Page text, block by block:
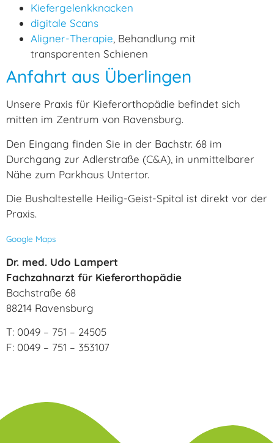
Kiefergelenkknacken
digitale Scans
Aligner-Therapie, Behandlung mit
transparenten Schienen
Anfahrt aus Überlingen
Unsere Praxis für Kieferorthopädie befindet sich
mitten im Zentrum von Ravensburg.
Den Eingang finden Sie in der Bachstr. 68 im
Durchgang zur Adlerstraße (C&A), in unmittelbarer
Nähe zum Parkhaus Untertor.
Die Bushaltestelle Heilig-Geist-Spital ist direkt vor der
Praxis.
Google Maps
Dr. med. Udo Lampert
Fachzahnarzt für Kieferorthopädie
Bachstraße 68
88214 Ravensburg
T: 0049 – 751 – 24505
F: 0049 – 751 – 353107